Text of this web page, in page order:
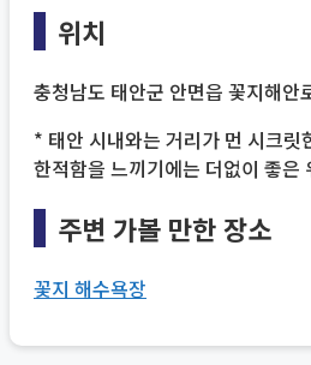
위치
충청남도 태안군 안면읍 꽃지해안
* 태안 시내와는 거리가 먼 시크릿
한적함을 느끼기에는 더없이 좋은
주변 가볼 만한 장소
꽃지 해수욕장